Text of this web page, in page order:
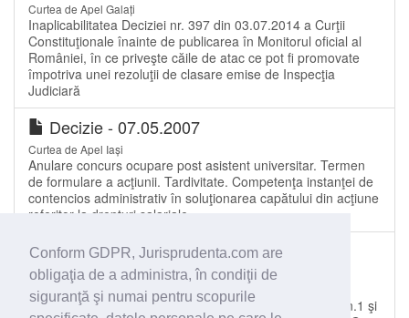
Conform GDPR, Jurisprudenta.com are
obligaţia de a administra, în condiţii de
siguranţă şi numai pentru scopurile
Curtea de Apel Galați
Inaplicabilitatea Deciziei nr. 397 din 03.07.2014 a Curţii
Constituţionale înainte de publicarea în Monitorul oficial al
României, în ce priveşte căile de atac ce pot fi promovate
împotriva unei rezoluţii de clasare emise de Inspecţia
Judiciară
Decizie - 07.05.2007
Curtea de Apel Iași
Anulare concurs ocupare post asistent universitar. Termen
de formulare a acţiunii. Tardivitate. Competenţa instanţei de
contencios administrativ în soluţionarea capătului din acţiune
referitor la drepturi salariale
Decizie - 11.02.2013
Curtea de Apel Oradea
RECURS CONTENCIOS ADMINISTRATIV. ANULARE
PROCES VERBAL DE CONSTATARE A.P.I.A. -art.51 alin.1 şi